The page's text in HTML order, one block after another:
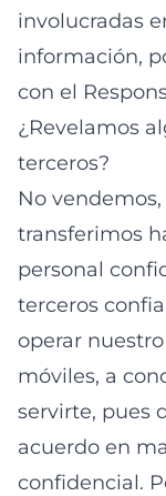
involucradas
información,
con el
¿Revelamos
terceros?
No
transferimos
personal
terceros
operar
móviles, a
servirte, pues
acuerdo en
confidencial.